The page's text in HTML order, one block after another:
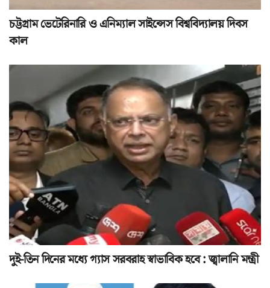
চট্টগ্রাম ভেটেরিনারি ও এনিম্যাল সাইন্সেস বিশ্ববিদ্যালয় দিবস
কাল
দুই-তিন দিনের মধ্যে গ্যাস সরবরাহ স্বাভাবিক হবে : জ্বালানি মন্ত্রী